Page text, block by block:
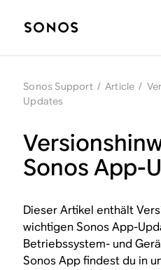
Sonos Support / Article /
Updates
Sonos App-
Dieser Artikel enthält
wichtigen Sonos App-
Betriebssystem- und
Sonos App findest du in